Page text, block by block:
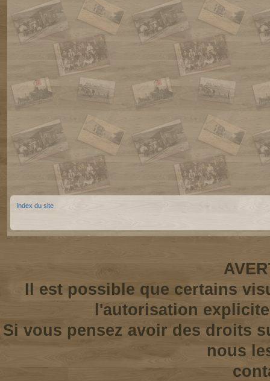
Index du site
Il est possible que certains
l'autorisation
Si vous pensez avoir des droits
nous